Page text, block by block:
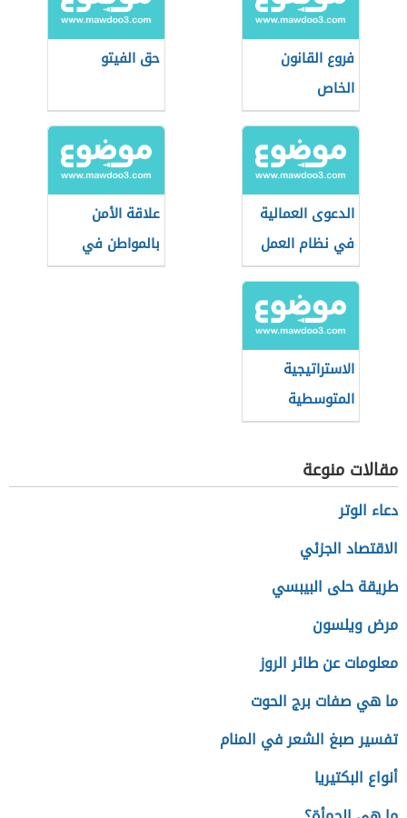
فروع القانون
الخاص
حق الفيتو
الدعوى العمالية
في نظام العمل
السعودي
علاقة الأمن
بالمواطن في
بعدها الاجتماعي
الاستراتيجية
المتوسطية
للتنمية
المستدامة
مقالات منوعة
دعاء الوتر
الاقتصاد الجزئي
طريقة حلى البيبسي
مرض ويلسون
معلومات عن طائر الروز
ما هي صفات برج الحوت
تفسير صبغ الشعر في المنام
أنواع البكتيريا